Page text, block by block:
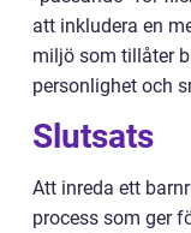
att inkludera en
miljö som tillåter
personlighet och
Slutsats
Att inreda ett
process som ger